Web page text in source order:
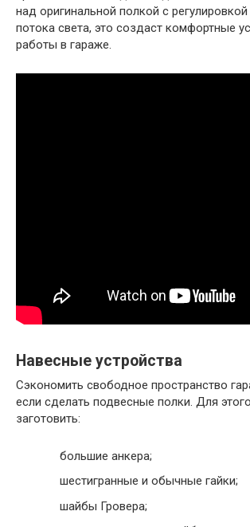
над оригинальной полкой с
потока света, это создаст комфортные
работы в гараже.
Навесные устройства
Сэкономить свободное пространство
если сделать подвесные полки. Для
заготовить:
большие анкера;
шестигранные и обычные гайки;
шайбы Гровера;